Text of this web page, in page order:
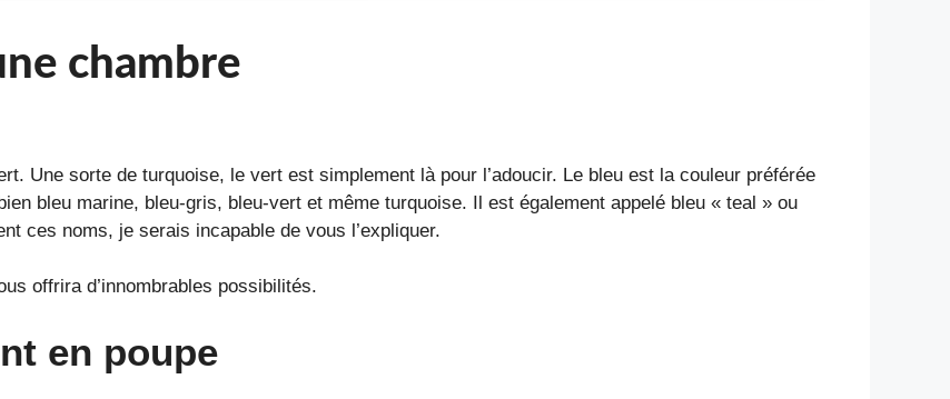
chambre
Une sorte de turquoise, le vert est simplement là pour l’adoucir. Le bleu est la couleur préférée
bleu marine, bleu-gris, bleu-vert et même turquoise. Il est également appelé bleu « teal » ou
ces noms, je serais incapable de vous l’expliquer.
offrira d’innombrables possibilités.
en poupe